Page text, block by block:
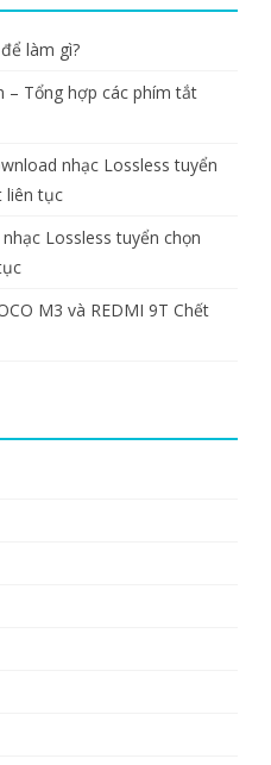
làm gì?
– Tổng hợp các phím tắt
nhạc Lossless tuyển
liên tục
Lossless tuyển chọn
M3 và REDMI 9T Chết